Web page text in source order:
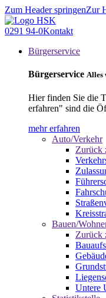
Zum Header springenZur
0291 94-0Kontakt
Bürgerservice
Bürgerservice Alles
Hier finden Sie die
erfahren" sind die
mehr erfahren
Auto/Verkehr
Zurück
Bauen/
Zurück
Untere